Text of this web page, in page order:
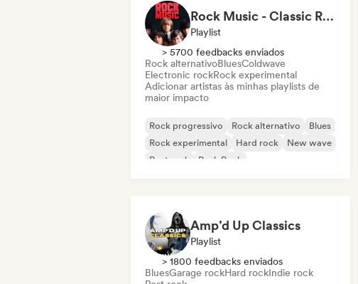
Rock Music - Classic Rock - Modern Rock
Playlist
> 5700 feedbacks enviados
Rock alternativoBluesColdwave
Electronic rockRock experimental
Adicionar artistas às minhas playlists de
maior impacto
Rock progressivo Rock alternativo
Blues
Rock experimental
Hard rock
New wave
Post rock
Punk Rock
Amp’d Up Classics
Playlist
> 1800 feedbacks enviados
BluesGarage rockHard rockIndie rock